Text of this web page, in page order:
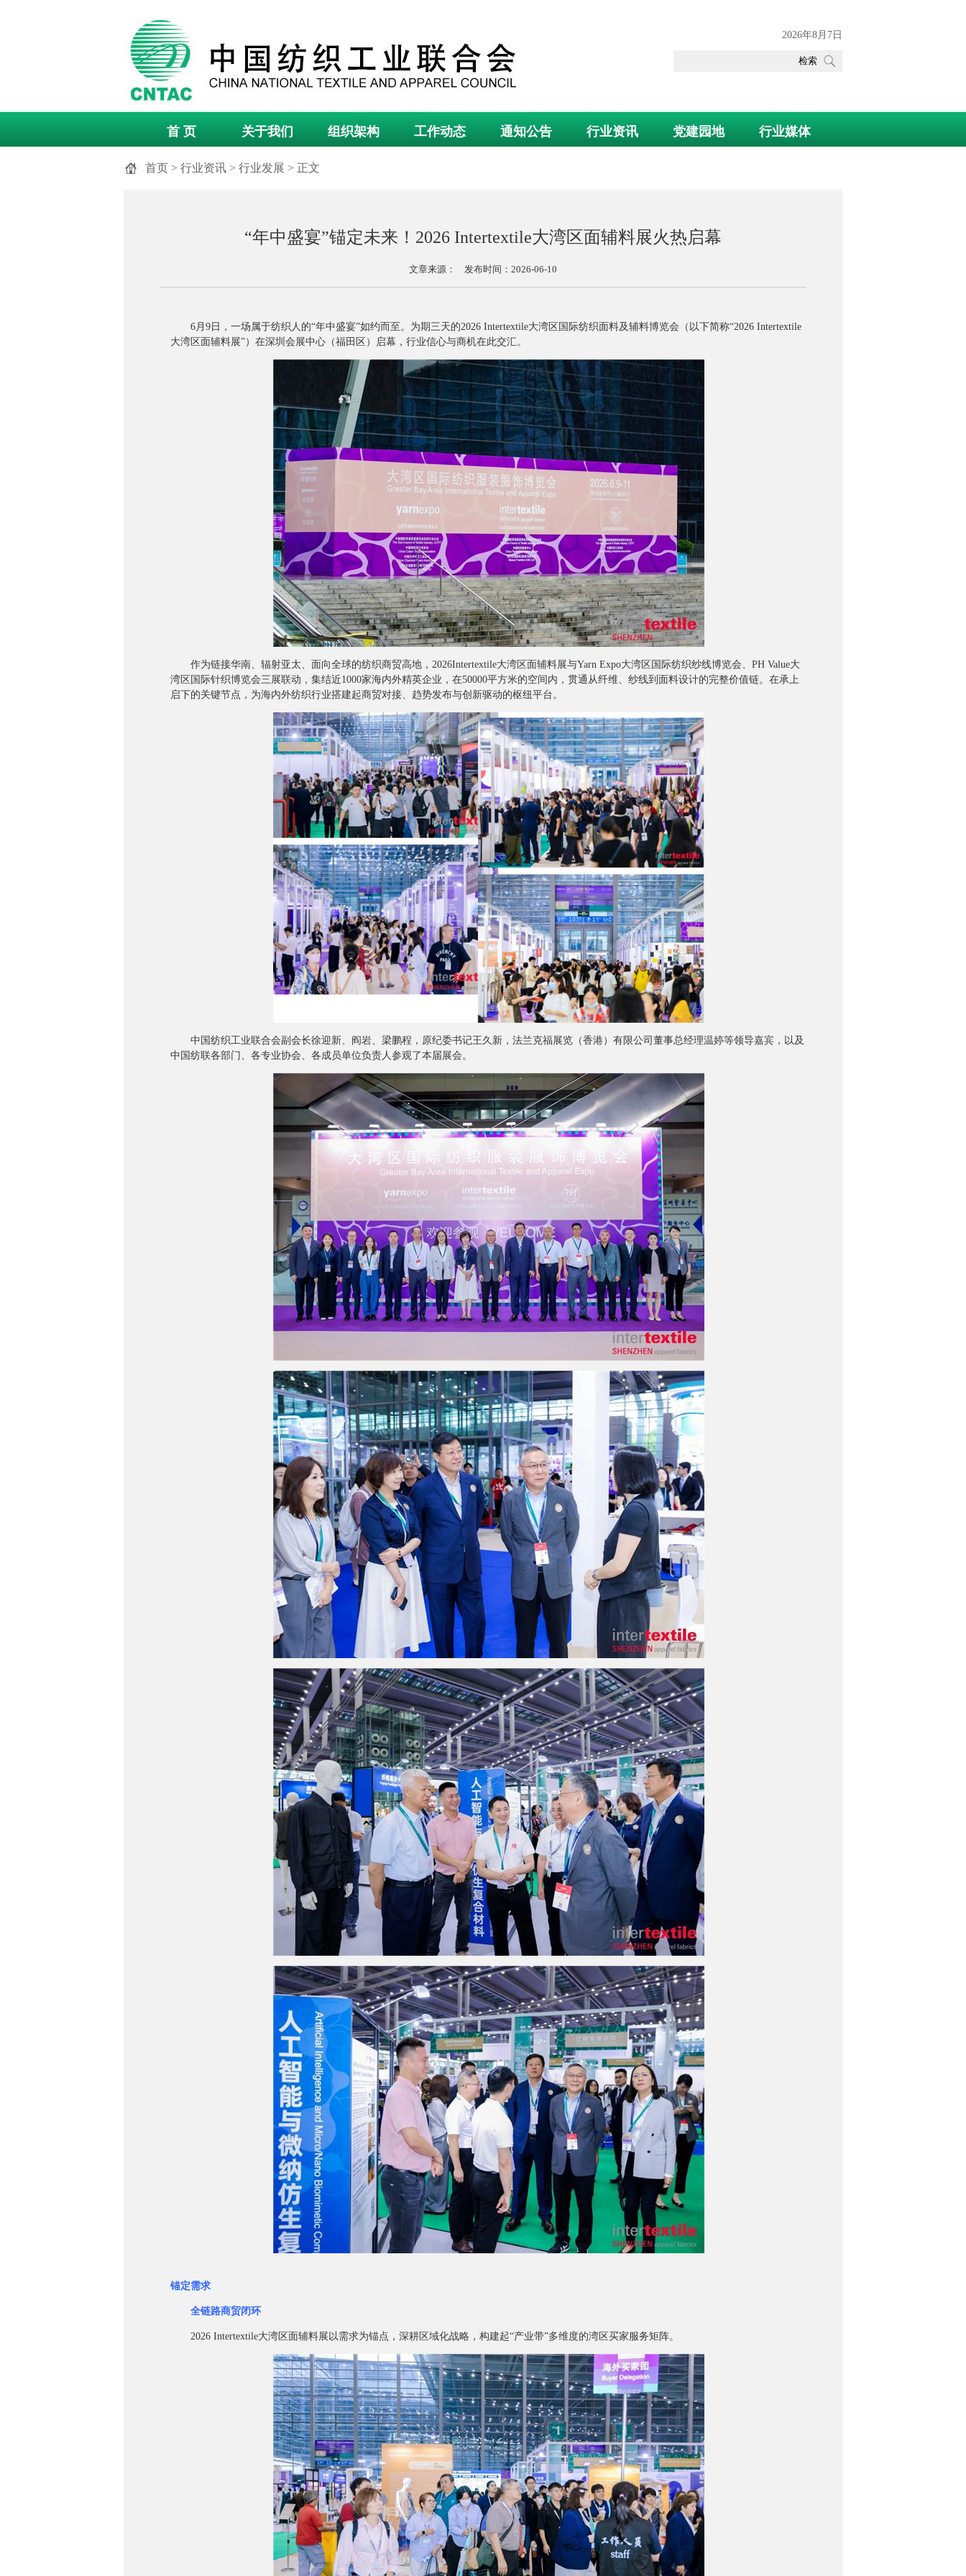
2026年8月7日
首 页 关于我们 组织架构 工作动态 通知公告 行业资讯 党建园地 行业媒体
首页 > 行业资讯 > 行业发展 > 正文
“年中盛宴”锚定未来！2026 Intertextile大湾区面辅料展火热启幕
文章来源： 发布时间：2026-06-10
6月9日，一场属于纺织人的“年中盛宴”如约而至。为期三天的2026 Intertextile大湾区国际纺织面料及辅料博览会（以下简称“2026 Intertextile
大湾区面辅料展”）在深圳会展中心（福田区）启幕，行业信心与商机在此交汇。
作为链接华南、辐射亚太、面向全球的纺织商贸高地，2026Intertextile大湾区面辅料展与Yarn Expo大湾区国际纺织纱线博览会、PH Value大
湾区国际针织博览会三展联动，集结近1000家海内外精英企业，在50000平方米的空间内，贯通从纤维、纱线到面料设计的完整价值链。在承上
启下的关键节点，为海内外纺织行业搭建起商贸对接、趋势发布与创新驱动的枢纽平台。
中国纺织工业联合会副会长徐迎新、阎岩、梁鹏程，原纪委书记王久新，法兰克福展览（香港）有限公司董事总经理温婷等领导嘉宾，以及
中国纺联各部门、各专业协会、各成员单位负责人参观了本届展会。
锚定需求
全链路商贸闭环
2026 Intertextile大湾区面辅料展以需求为锚点，深耕区域化战略，构建起“产业带”多维度的湾区买家服务矩阵。